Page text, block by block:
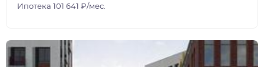
Ипотека 101 641 ₽/мес.